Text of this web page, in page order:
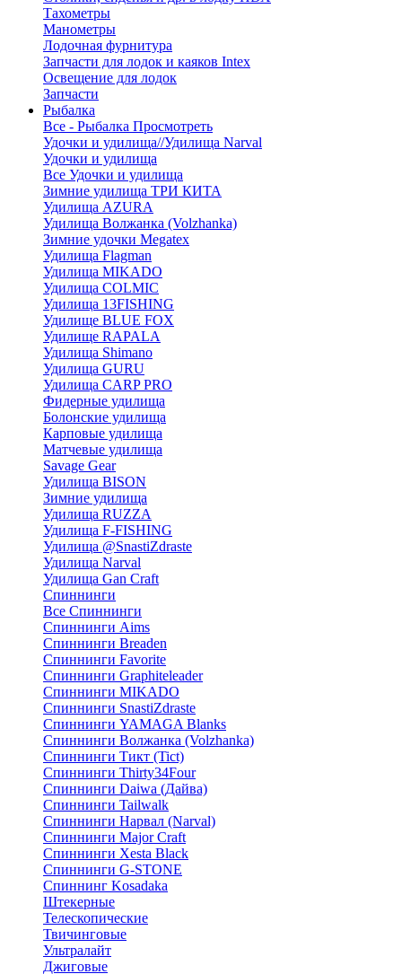
Тахометры
Манометры
Лодочная фурнитура
Запчасти для лодок и каяков Intex
Освещение для лодок
Запчасти
Рыбалка
Все - Рыбалка Просмотреть
Удочки и удилища//Удилища Narval
Удочки и удилища
Все Удочки и удилища
Зимние удилища ТРИ КИТА
Удилища AZURA
Удилища Волжанка (Volzhanka)
Зимние удочки Megatex
Удилища Flagman
Удилища MIKADO
Удилища COLMIC
Удилища 13FISHING
Удилище BLUE FOX
Удилище RAPALA
Удилища Shimano
Удилища GURU
Удилища CARP PRO
Фидерные удилища
Болонские удилища
Карповые удилища
Матчевые удилища
Savage Gear
Удилища BISON
Зимние удилища
Удилища RUZZA
Удилища F-FISHING
Удилища @SnastiZdraste
Удилища Narval
Удилища Gan Craft
Спиннинги
Все Спиннинги
Спиннинги Aims
Спиннинги Breaden
Спиннинги Favorite
Спиннинги Graphiteleader
Спиннинги MIKADO
Спиннинги SnastiZdraste
Спиннинги YAMAGA Blanks
Спиннинги Волжанка (Volzhanka)
Спиннинги Тикт (Tict)
Спиннинги Thirty34Four
Спиннинги Daiwa (Дайва)
Спиннинги Tailwalk
Спиннинги Нарвал (Narval)
Спиннинги Major Craft
Спиннинги Xesta Black
Спиннинги G-STONE
Спиннинг Kosadaka
Штекерные
Телескопические
Твичинговые
Ультралайт
Джиговые